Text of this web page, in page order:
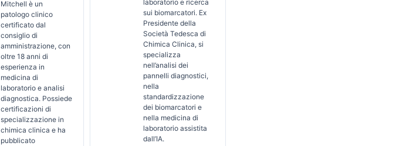
Mitchell è un
patologo clinico
certificato dal
consiglio di
amministrazione, con
oltre 18 anni di
esperienza in
medicina di
laboratorio e analisi
diagnostica. Possiede
certificazioni di
specializzazione in
chimica clinica e ha
pubblicato
laboratorio e ricerca
sui biomarcatori. Ex
Presidente della
Società Tedesca di
Chimica Clinica, si
specializza
nell’analisi dei
pannelli diagnostici,
nella
standardizzazione
dei biomarcatori e
nella medicina di
laboratorio assistita
dall’IA.